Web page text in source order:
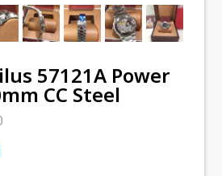
57121A Power
CC Steel